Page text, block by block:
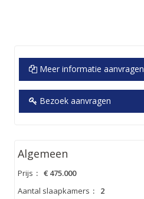
Meer informatie aanvragen
Bezoek aanvragen
Algemeen
Prijs : € 475.000
Aantal slaapkamers :
2